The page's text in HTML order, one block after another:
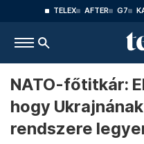
TELEX AFTER G7
NATO-főtitkár:
hogy
rendszere